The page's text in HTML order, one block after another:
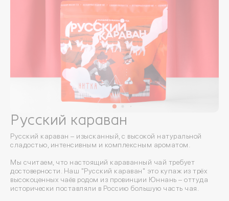
Русский караван
Русский караван – изысканный, с высокой натуральной
сладостью, интенсивным и комплексным ароматом.
Мы считаем, что настоящий караванный чай требует
достоверности. Наш "Русский караван" это купаж из трёх
высокоценных чаёв родом из провинции Юннань – оттуда
исторически поставляли в Россию большую часть чая.